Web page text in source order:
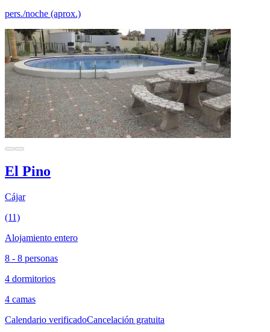
pers./noche (aprox.)
El Pino
Cájar
(11)
Alojamiento entero
8 - 8 personas
4 dormitorios
4 camas
Calendario verificadoCancelación gratuita